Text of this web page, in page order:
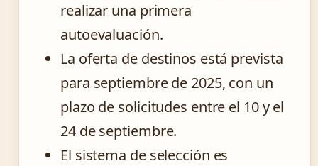
realizar una primera
autoevaluación.
La oferta de destinos está prevista
para septiembre de 2025, con un
plazo de solicitudes entre el 10 y el
24 de septiembre.
El sistema de selección es